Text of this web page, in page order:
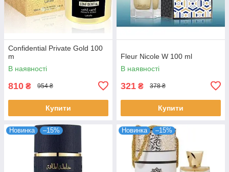
Confidential Private Gold 100
m
В наявності
810 ₴ 954 ₴
Купити
Fleur Nicole W 100 ml
В наявності
321 ₴ 378 ₴
Купити
Новинка –15% Новинка –15%